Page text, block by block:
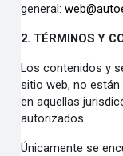
general:
2. TÉRMINOS Y
Los contenidos y
sitio web, no
en aquellas
autorizados.
Únicamente se